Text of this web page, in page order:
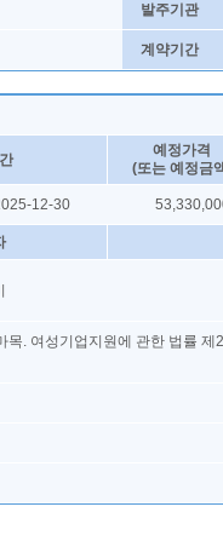
발주기관
계약기간
예정가격
(또는 예정금
12-30
. 여성기업지원에 관한 법률 제